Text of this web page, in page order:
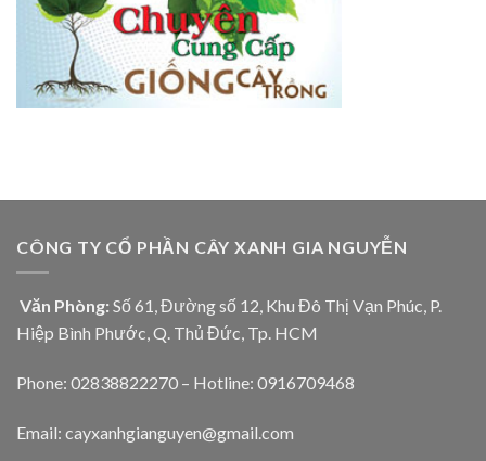
CÔNG TY CỔ PHẦN CÂY XANH GIA NGUYỄN
Văn Phòng: Số 61, Đường số 12, Khu Đô Thị Vạn Phúc, P.
Hiệp Bình Phước, Q. Thủ Đức, Tp. HCM
Phone: 02838822270 – Hotline: 0916709468
Email: cayxanhgianguyen@gmail.com